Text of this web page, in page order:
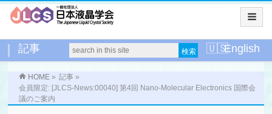
記事 English
HOME » 記事 »
会員限定: [JLCS-News:00040] 第4回 Nano-Molecular Electronics 国際会
議のご案内